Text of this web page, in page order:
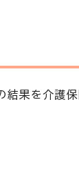
結果を介護